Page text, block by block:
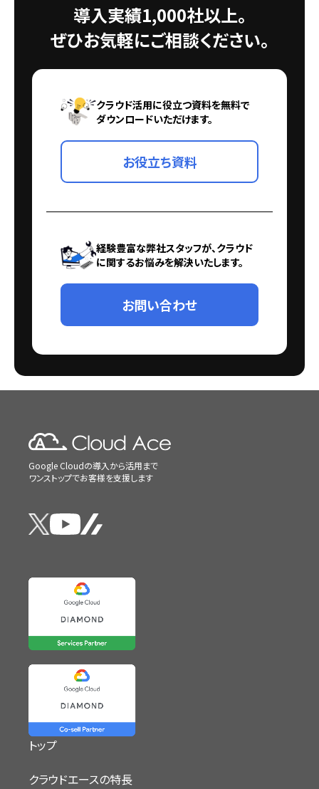
導入実績1,000社以上。
ぜひお気軽にご相談ください。
クラウド活用に役立つ資料を無料で
ダウンロードいただけます。
お役立ち資料
経験豊富な弊社スタッフが、クラウド
に関するお悩みを解決いたします。
お問い合わせ
Google Cloudの導入から活用まで
ワンストップでお客様を支援します
トップ
クラウドエースの特長